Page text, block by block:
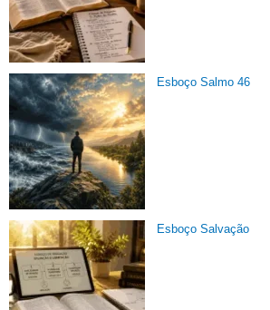
Esboço Salmo 46
Esboço Salvação